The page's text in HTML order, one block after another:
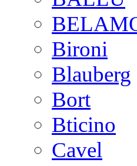
Bironi
Blauberg
Bort
Bticino
Cavel